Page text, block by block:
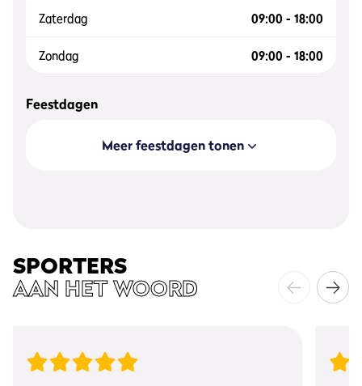
Zaterdag 09:00 - 18:00
Zondag 09:00 - 18:00
Feestdagen
Meer feestdagen tonen
SPORTERS
AAN HET WOORD